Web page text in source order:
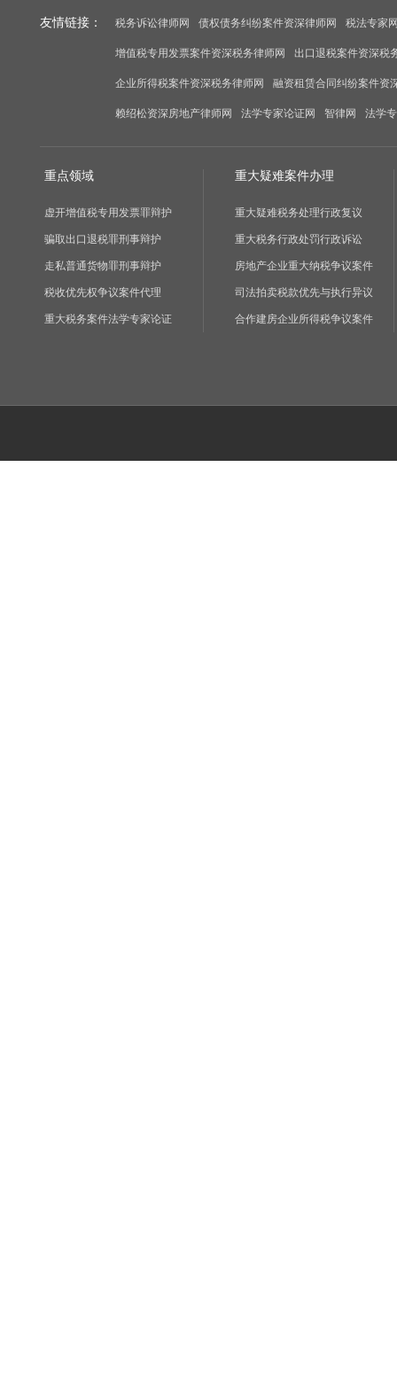
友情链接： 税务诉讼律师网 债权债务纠纷案件资深律师网 税法专家
增值税专用发票案件资深税务律师网 出口退税案件资深税
企业所得税案件资深税务律师网 融资租赁合同纠纷案件资
赖绍松资深房地产律师网 法学专家论证网 智律网 法学
重点领域
虚开增值税专用发票罪辩护
骗取出口退税罪刑事辩护
走私普通货物罪刑事辩护
税收优先权争议案件代理
重大税务案件法学专家论证
重大疑难案件办理
重大疑难税务处理行政复议
重大税务行政处罚行政诉讼
房地产企业重大纳税争议案件
司法拍卖税款优先与执行异议
合作建房企业所得税争议案件